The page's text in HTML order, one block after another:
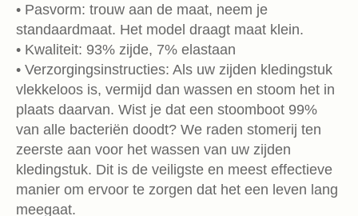
• Pasvorm: trouw aan de maat, neem je
standaardmaat. Het model draagt maat klein.
• Kwaliteit: 93% zijde, 7% elastaan
• Verzorgingsinstructies: Als uw zijden kledingstuk
vlekkeloos is, vermijd dan wassen en stoom het in
plaats daarvan. Wist je dat een stoomboot 99%
van alle bacteriën doodt? We raden stomerij ten
zeerste aan voor het wassen van uw zijden
kledingstuk. Dit is de veiligste en meest effectieve
manier om ervoor te zorgen dat het een leven lang
meegaat.